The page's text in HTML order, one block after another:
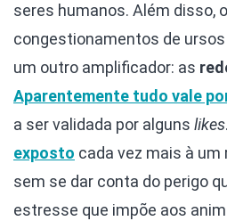
seres humanos. Além disso,
congestionamentos de
um outro amplificador: as
Aparentemente tudo vale
a ser validada por alguns likes.
exposto cada vez mais à
sem se dar conta do perigo
estresse que impõe aos